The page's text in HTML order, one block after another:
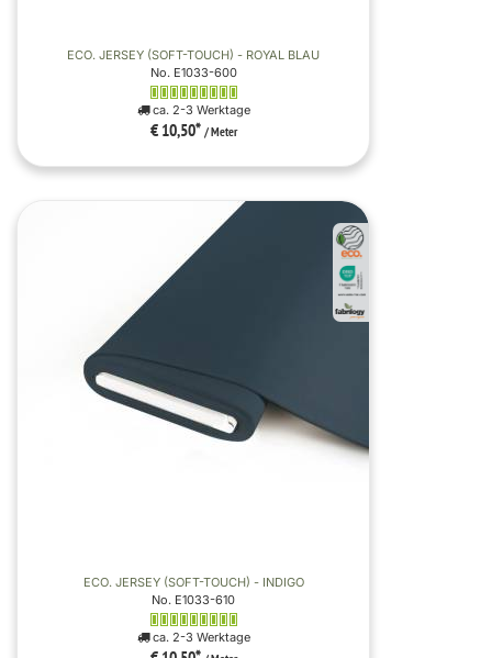
ECO. JERSEY (SOFT-TOUCH) - ROYAL BLAU
No. E1033-600
ca. 2-3 Werktage
€ 10,50* / Meter
ECO. JERSEY (SOFT-TOUCH) - INDIGO
No. E1033-610
ca. 2-3 Werktage